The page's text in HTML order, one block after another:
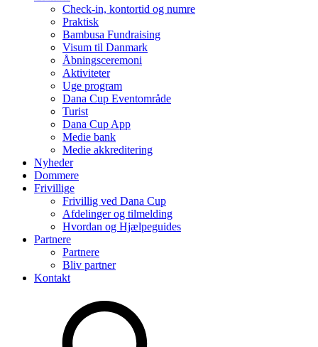
Check-in, kontortid og numre
Praktisk
Bambusa Fundraising
Visum til Danmark
Åbningsceremoni
Aktiviteter
Uge program
Dana Cup Eventområde
Turist
Dana Cup App
Medie bank
Medie akkreditering
Nyheder
Dommere
Frivillige
Frivillig ved Dana Cup
Afdelinger og tilmelding
Hvordan og Hjælpeguides
Partnere
Partnere
Bliv partner
Kontakt